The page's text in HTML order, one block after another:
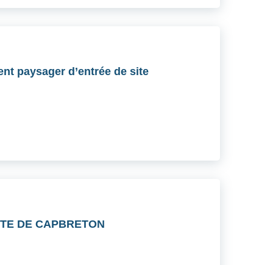
paysager d’entrée de site
DE CAPBRETON